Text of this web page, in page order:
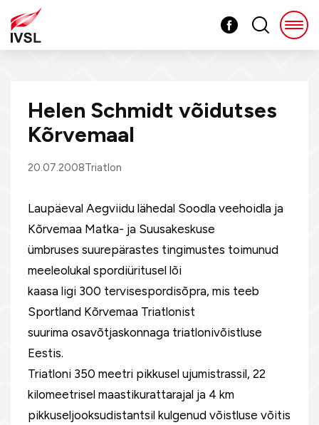
Helen Schmidt võidutses
Kõrvemaal
20.07.2008Triatlon
Laupäeval Aegviidu lähedal Soodla veehoidla ja
Kõrvemaa Matka- ja Suusakeskuse
ümbruses suurepärastes tingimustes toimunud
meeleolukal spordiüritusel lõi
kaasa ligi 300 tervisespordisõpra, mis teeb
Sportland Kõrvemaa Triatlonist
suurima osavõtjaskonnaga triatlonivõistluse
Eestis.
Triatloni 350 meetri pikkusel ujumistrassil, 22
kilomeetrisel maastikurattarajal ja 4 km
pikkuseljooksudistantsil kulgenud võistluse võitis